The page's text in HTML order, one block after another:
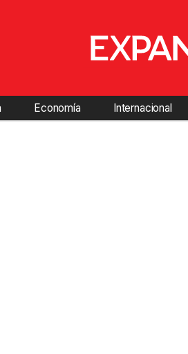
Economía Internacional